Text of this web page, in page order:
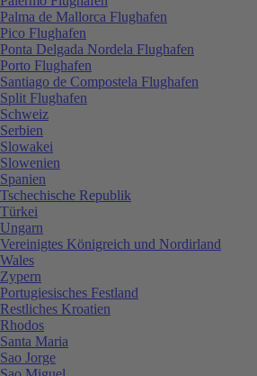
Palma de Mallorca Flughafen
Pico Flughafen
Ponta Delgada Nordela Flughafen
Porto Flughafen
Santiago de Compostela Flughafen
Split Flughafen
Schweiz
Serbien
Slowakei
Slowenien
Spanien
Tschechische Republik
Türkei
Ungarn
Vereinigtes Königreich und Nordirland
Wales
Zypern
Portugiesisches Festland
Restliches Kroatien
Rhodos
Santa Maria
Sao Jorge